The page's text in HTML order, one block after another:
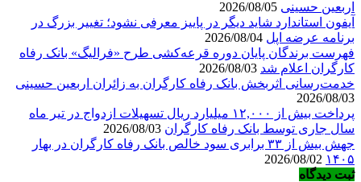
اربعین حسینی
آیفون استاندارد شاید دیگر در پاییز معرفی نشود؛ تغییر بزرگ در
برنامه عرضه اپل
فهرست برندگان پایان دوره قرعه‌کشی طرح «فرالیگ» بانک رفاه
کارگران اعلام شد
خدمت‌رسانی اثربخش بانک رفاه کارگران به زائران اربعین حسینی
2026/08/03
پرداخت بیش از ۱۲,۰۰۰ میلیارد ریال تسهیلات ازدواج در تیر ماه
سال جاری توسط بانک رفاه کارگران
جهش بیش از ۳۳ برابری سود خالص بانک رفاه کارگران در بهار
۱۴۰۵
ثبت دیدگاه